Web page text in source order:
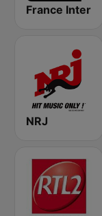
France Inter
NRJ